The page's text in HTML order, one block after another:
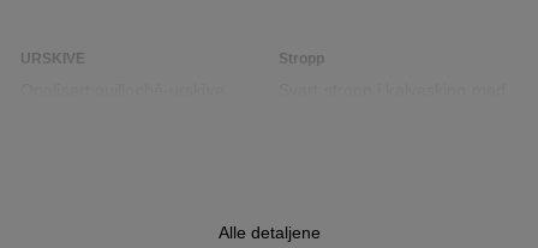
URSKIVE Stropp
Alle detaljene